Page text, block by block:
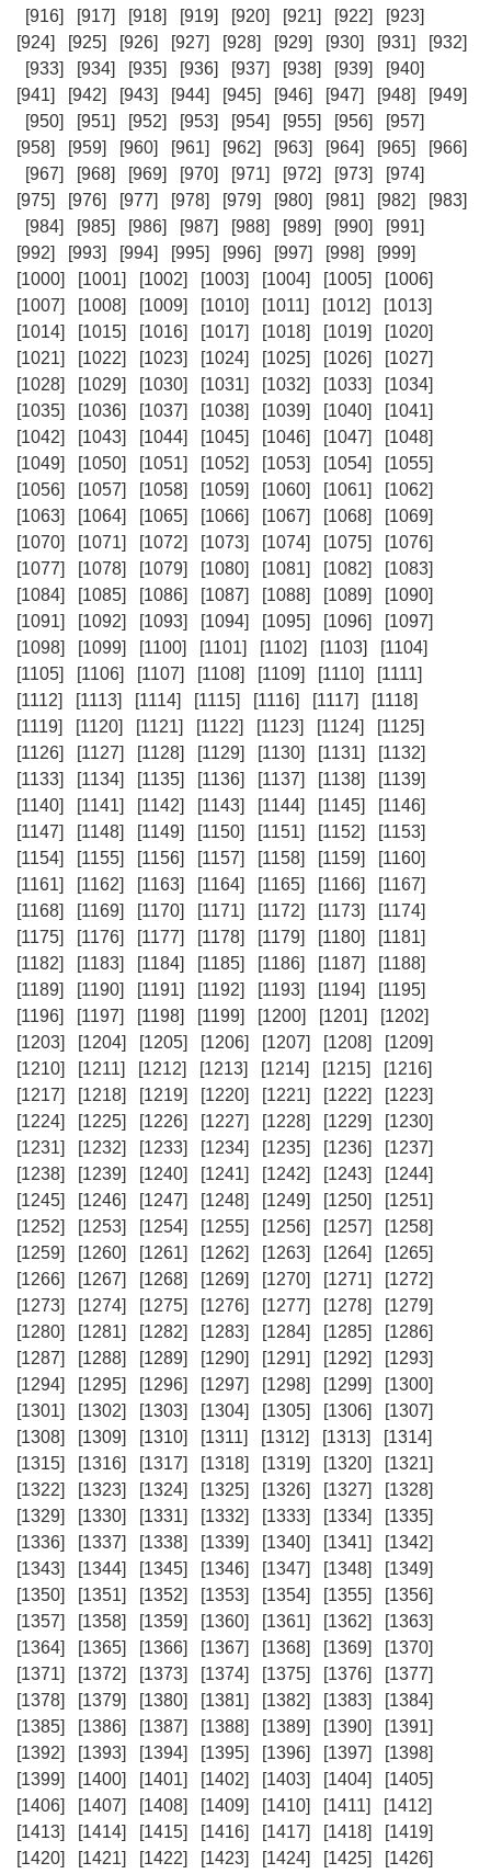
[916] [917] [918] [919] [920] [921] [922]
[923]
[924]
[925] [926] [927] [928] [929] [930] [931]
[932]
[933]
[934] [935] [936] [937] [938] [939]
[940]
[941]
[942] [943] [944] [945] [946] [947] [948]
[949]
[950]
[951] [952] [953] [954] [955] [956]
[957]
[958]
[959] [960] [961] [962] [963] [964] [965]
[966]
[967]
[968] [969] [970] [971] [972] [973]
[974]
[975]
[976] [977] [978] [979] [980] [981] [982]
[983]
[984]
[985] [986] [987] [988] [989] [990]
[991]
[992]
[993] [994] [995] [996] [997] [998]
[999]
[1000]
[1001] [1002] [1003] [1004] [1005]
[1006]
[1007]
[1008] [1009] [1010] [1011] [1012]
[1013]
[1014]
[1015] [1016] [1017] [1018] [1019]
[1020]
[1021]
[1022] [1023] [1024] [1025] [1026]
[1027]
[1028]
[1029] [1030] [1031] [1032] [1033]
[1034]
[1035]
[1036] [1037] [1038] [1039] [1040]
[1041]
[1042]
[1043] [1044] [1045] [1046] [1047]
[1048]
[1049]
[1050] [1051] [1052] [1053] [1054]
[1055]
[1056]
[1057] [1058] [1059] [1060] [1061]
[1062]
[1063]
[1064] [1065] [1066] [1067] [1068]
[1069]
[1070]
[1071] [1072] [1073] [1074] [1075]
[1076]
[1077]
[1078] [1079] [1080] [1081] [1082]
[1083]
[1084]
[1085] [1086] [1087] [1088] [1089]
[1090]
[1091]
[1092] [1093] [1094] [1095] [1096]
[1097]
[1098]
[1099] [1100] [1101] [1102] [1103]
[1104]
[1105]
[1106] [1107] [1108] [1109] [1110]
[1111]
[1112]
[1113] [1114] [1115] [1116] [1117]
[1118]
[1119]
[1120] [1121] [1122] [1123] [1124]
[1125]
[1126]
[1127] [1128] [1129] [1130] [1131]
[1132]
[1133]
[1134] [1135] [1136] [1137] [1138]
[1139]
[1140]
[1141] [1142] [1143] [1144] [1145]
[1146]
[1147]
[1148] [1149] [1150] [1151] [1152]
[1153]
[1154]
[1155] [1156] [1157] [1158] [1159]
[1160]
[1161]
[1162] [1163] [1164] [1165] [1166]
[1167]
[1168]
[1169] [1170] [1171] [1172] [1173]
[1174]
[1175]
[1176] [1177] [1178] [1179] [1180]
[1181]
[1182]
[1183] [1184] [1185] [1186] [1187]
[1188]
[1189]
[1190] [1191] [1192] [1193] [1194]
[1195]
[1196]
[1197] [1198] [1199] [1200] [1201]
[1202]
[1203]
[1204] [1205] [1206] [1207] [1208]
[1209]
[1210]
[1211] [1212] [1213] [1214] [1215]
[1216]
[1217]
[1218] [1219] [1220] [1221] [1222]
[1223]
[1224]
[1225] [1226] [1227] [1228] [1229]
[1230]
[1231]
[1232] [1233] [1234] [1235] [1236]
[1237]
[1238]
[1239] [1240] [1241] [1242] [1243]
[1244]
[1245]
[1246] [1247] [1248] [1249] [1250]
[1251]
[1252]
[1253] [1254] [1255] [1256] [1257]
[1258]
[1259]
[1260] [1261] [1262] [1263] [1264]
[1265]
[1266]
[1267] [1268] [1269] [1270] [1271]
[1272]
[1273]
[1274] [1275] [1276] [1277] [1278]
[1279]
[1280]
[1281] [1282] [1283] [1284] [1285]
[1286]
[1287]
[1288] [1289] [1290] [1291] [1292]
[1293]
[1294]
[1295] [1296] [1297] [1298] [1299]
[1300]
[1301]
[1302] [1303] [1304] [1305] [1306]
[1307]
[1308]
[1309] [1310] [1311] [1312] [1313]
[1314]
[1315]
[1316] [1317] [1318] [1319] [1320]
[1321]
[1322]
[1323] [1324] [1325] [1326] [1327]
[1328]
[1329]
[1330] [1331] [1332] [1333] [1334]
[1335]
[1336]
[1337] [1338] [1339] [1340] [1341]
[1342]
[1343]
[1344] [1345] [1346] [1347] [1348]
[1349]
[1350]
[1351] [1352] [1353] [1354] [1355]
[1356]
[1357]
[1358] [1359] [1360] [1361] [1362]
[1363]
[1364]
[1365] [1366] [1367] [1368] [1369]
[1370]
[1371]
[1372] [1373] [1374] [1375] [1376]
[1377]
[1378]
[1379] [1380] [1381] [1382] [1383]
[1384]
[1385]
[1386] [1387] [1388] [1389] [1390]
[1391]
[1392]
[1393] [1394] [1395] [1396] [1397]
[1398]
[1399]
[1400] [1401] [1402] [1403] [1404]
[1405]
[1406]
[1407] [1408] [1409] [1410] [1411]
[1412]
[1413]
[1414] [1415] [1416] [1417] [1418]
[1419]
[1420]
[1421] [1422] [1423] [1424] [1425]
[1426]